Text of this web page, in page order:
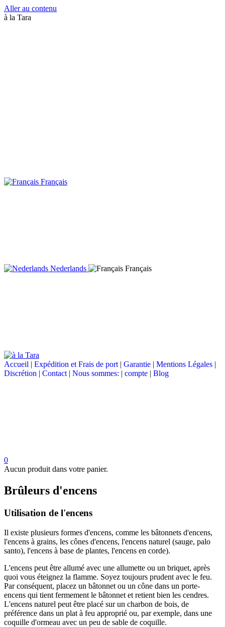
Aller au contenu
à la Tara
Français
Nederlands Français
Accueil | Expédition et Frais de port | Garantie | Mentions Légales |
Discrétion | Contact | Nous sommes: | compte | Blog
0
Aucun produit dans votre panier.
Brûleurs d'encens
Utilisation de l'encens
Il existe plusieurs formes d'encens, comme les bâtonnets d'encens,
l'encens à grains, les cônes d'encens, l'encens naturel (sauge, palo
santo), l'encens à base de plantes, l'encens en corde).
L'encens peut être allumé avec une allumette ou un briquet, après
quoi vous éteignez la flamme. Soyez toujours prudent avec le feu.
Par conséquent, placez un bâtonnet ou un cône dans un porte-
encens qui tient fermement le bâtonnet et retient bien les cendres.
L'encens naturel peut être placé sur un charbon de bois, de
préférence dans un plat à feu approprié ou, par exemple, dans une
coquille d'ormeau avec un peu de sable de coquille.